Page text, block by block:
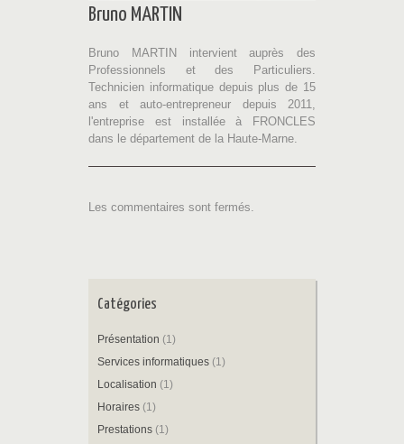
Bruno MARTIN
Bruno MARTIN intervient auprès des
Professionnels et des Particuliers.
Technicien informatique depuis plus de 15
ans et auto-entrepreneur depuis 2011,
l'entreprise est installée à FRONCLES
dans le département de la Haute-Marne.
Les commentaires sont fermés.
Catégories
Présentation (1)
Services informatiques (1)
Localisation (1)
Horaires (1)
Prestations (1)